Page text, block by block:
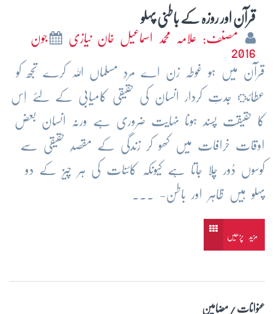
قرآن اور روزہ کے باطنی پہلو
مصنف: علامہ محمد اسماعیل خان نیازی
جون
2016
قرآن میں ہو غوطہ زن اے مردِ مسلماں اللہ کرے تجھ کو
عطائ جدتِ کردار انسان کی حقیقی کامیابی کے لئے اِس
کا حقیقت پسند ہونا نہایت ضروری ہے ورنہ انسان بعض
اوقات خرافات میں کھو کر زندگی کے مقصدِ حقیقی سے
کوسوں دُور چلا جاتا ہے کیونکہ کائنات کی ہر چیز کے دو
پہلو ہیں ظاہر اور باطن- ...
مزید پڑھیں
عنوانات / مضامین